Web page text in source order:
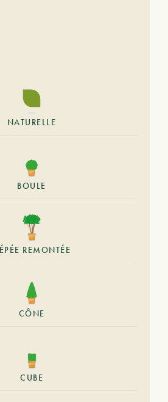
NATURELLE
BOULE
REMONTÉE
CÔNE
CUBE